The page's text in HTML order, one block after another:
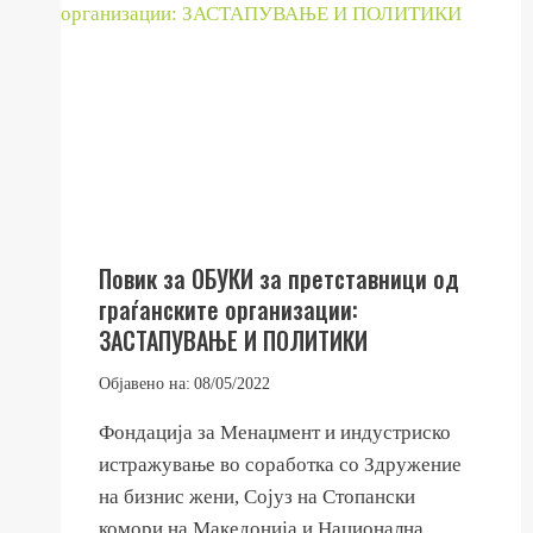
Повик за ОБУКИ за претставници од
граѓанските организации:
ЗАСТАПУВАЊЕ И ПОЛИТИКИ
Објавено на: 08/05/2022
Фондација за Менаџмент и индустриско
истражување во соработка со Здружение
на бизнис жени, Сојуз на Стопански